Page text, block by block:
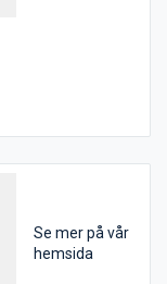
Se mer på vår
hemsida